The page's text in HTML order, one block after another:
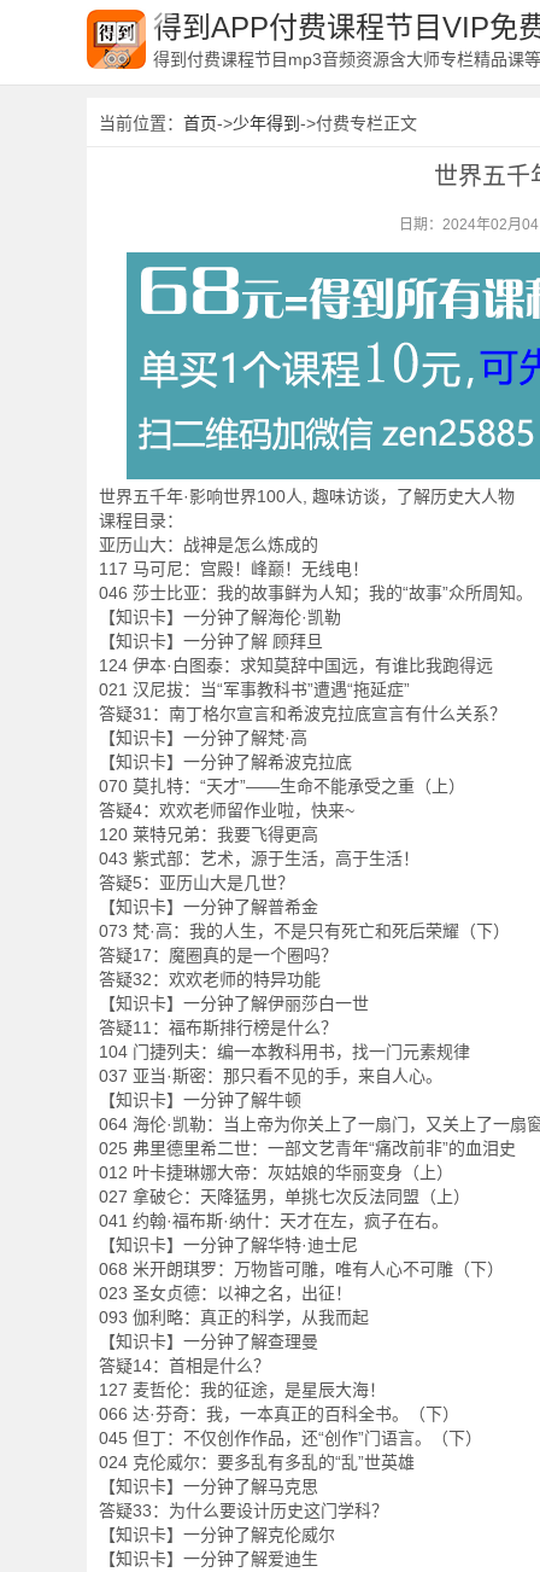
得到APP付费课程节目VIP免
得到付费课程节目mp3音频资源含大师专栏精品课
当前位置： 首页->少年得到 ->付费专栏正文
世界五千
日期：2024年02月
世界五千年·影响世界100人, 趣味访谈，了解历史大人物
课程目录：
亚历山大：战神是怎么炼成的
117 马可尼：宫殿！峰巅！无线电！
046 莎士比亚：我的故事鲜为人知；我的“故事”众所周知。
【知识卡】一分钟了解海伦·凯勒
【知识卡】一分钟了解 顾拜旦
124 伊本·白图泰：求知莫辞中国远，有谁比我跑得远
021 汉尼拔：当“军事教科书”遭遇“拖延症”
答疑31：南丁格尔宣言和希波克拉底宣言有什么关系？
【知识卡】一分钟了解梵·高
【知识卡】一分钟了解希波克拉底
070 莫扎特：“天才”——生命不能承受之重（上）
答疑4：欢欢老师留作业啦，快来~
120 莱特兄弟：我要飞得更高
043 紫式部：艺术，源于生活，高于生活！
答疑5：亚历山大是几世？
【知识卡】一分钟了解普希金
073 梵·高：我的人生，不是只有死亡和死后荣耀（下）
答疑17：魔圈真的是一个圈吗？
答疑32：欢欢老师的特异功能
【知识卡】一分钟了解伊丽莎白一世
答疑11：福布斯排行榜是什么？
104 门捷列夫：编一本教科用书，找一门元素规律
037 亚当·斯密：那只看不见的手，来自人心。
【知识卡】一分钟了解牛顿
064 海伦·凯勒：当上帝为你关上了一扇门，又关上了一扇
025 弗里德里希二世：一部文艺青年“痛改前非”的血泪史
012 叶卡捷琳娜大帝：灰姑娘的华丽变身（上）
027 拿破仑：天降猛男，单挑七次反法同盟（上）
041 约翰·福布斯·纳什：天才在左，疯子在右。
【知识卡】一分钟了解华特·迪士尼
068 米开朗琪罗：万物皆可雕，唯有人心不可雕（下）
023 圣女贞德：以神之名，出征！
093 伽利略：真正的科学，从我而起
【知识卡】一分钟了解查理曼
答疑14：首相是什么？
127 麦哲伦：我的征途，是星辰大海！
066 达·芬奇：我，一本真正的百科全书。（下）
045 但丁：不仅创作作品，还“创作”门语言。（下）
024 克伦威尔：要多乱有多乱的“乱”世英雄
【知识卡】一分钟了解马克思
答疑33：为什么要设计历史这门学科？
【知识卡】一分钟了解克伦威尔
【知识卡】一分钟了解爱迪生